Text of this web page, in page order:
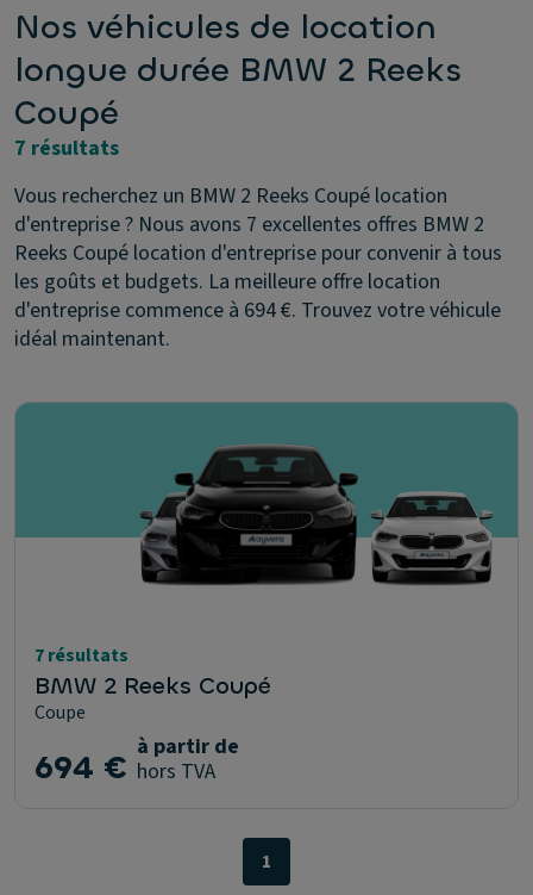
Nos véhicules de location
longue durée BMW 2 Reeks
Coupé
7 résultats
Vous recherchez un BMW 2 Reeks Coupé location
d'entreprise ? Nous avons 7 excellentes offres BMW 2
Reeks Coupé location d'entreprise pour convenir à tous
les goûts et budgets. La meilleure offre location
d'entreprise commence à 694 €. Trouvez votre véhicule
idéal maintenant.
7 résultats
BMW 2 Reeks Coupé
Coupe
694 € à partir de
hors TVA
1